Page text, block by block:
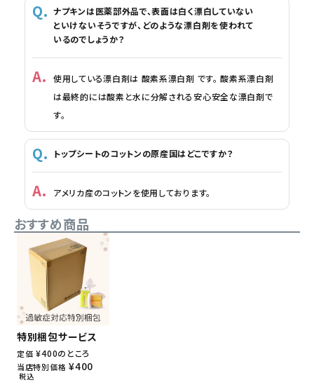
ナプキンは医薬部外品で、表面は白く漂白していない
といけないそうですが、どのような漂白剤を使われて
いるのでしょうか？
使用している漂白剤は 酸素系漂白剤 です。 酸素系漂白剤
は最終的には酸素と水に分解される安心安全な漂白剤で
す。
トップシートのコットンの原産国はどこですか？
アメリカ産のコットンを使用しております。
おすすめ商品
特別梱包サービス
定価 ¥400のところ
当店特別価格 ¥400
税込